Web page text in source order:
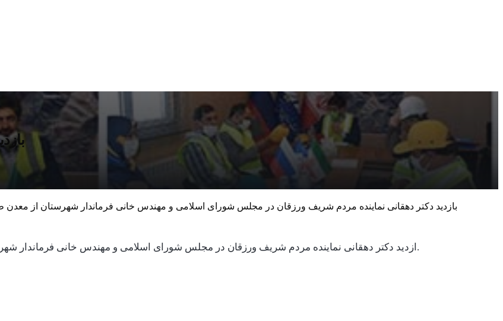
بازدید دکتر دهقانی نماینده مردم شریف ورزقان در مجلس شورای اسلامی و مهندس خانی فرماندار شهرستان از
ازدید دکتر دهقانی نماینده مردم شریف ورزقان در مجلس شورای اسلامی و مهندس خانی فرماندار شهرستان از معدن طلای اندریان و بررسی مسائل و مشکلات معدن.